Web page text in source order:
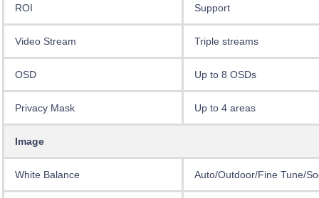
ROI Support
Video Stream Triple streams
OSD Up to 8 OSDs
Privacy Mask Up to 4 areas
Image
White Balance Auto/Outdoor/Fine Tune/